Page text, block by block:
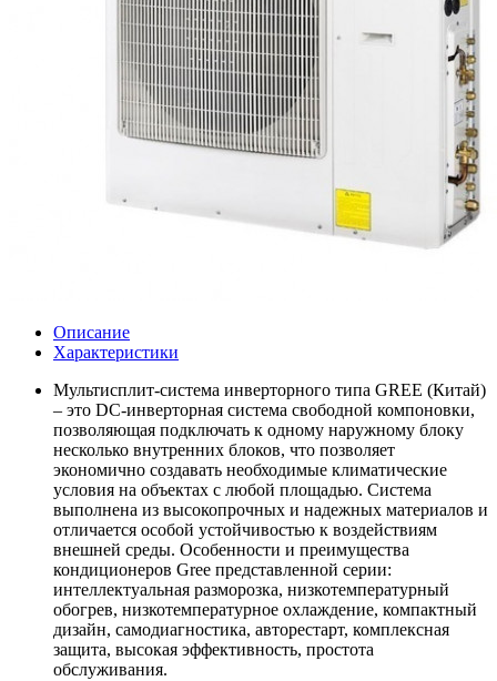
Описание
Характеристики
Мультисплит-система инверторного типа GREE (Китай)
– это DC-инверторная система свободной компоновки,
позволяющая подключать к одному наружному блоку
несколько внутренних блоков, что позволяет
экономично создавать необходимые климатические
условия на объектах с любой площадью. Система
выполнена из высокопрочных и надежных материалов и
отличается особой устойчивостью к воздействиям
внешней среды. Особенности и преимущества
кондиционеров Gree представленной серии:
интеллектуальная разморозка, низкотемпературный
обогрев, низкотемпературное охлаждение, компактный
дизайн, самодиагностика, авторестарт, комплексная
защита, высокая эффективность, простота
обслуживания.